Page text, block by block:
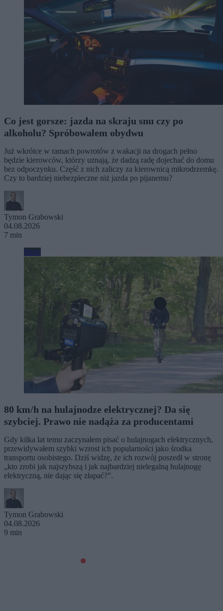
Co jest gorsze: jazda na skraju snu czy po
alkoholu? Spróbowałem obydwu
Już wkrótce w ramach powrotów z wakacji na drogach pełno
będzie kierowców, którzy uznają, że dadzą radę dojechać do domu
bez odpoczynku. Część z nich zaliczy za kierownicą mikrodrzemkę.
Czy to bardziej niebezpieczne niż jazda po pijanemu?
Tymon Grabowski
04.08.2026
7 min
Moto
80 km/h na hulajnodze elektrycznej? Da się
szybciej. Prawo nie nadąża za producentami
Gdy kilka lat temu zaczynałem pisać o hulajnogach elektrycznych,
przewidywałem szybki wzrost ich popularności jako środka
transportu osobistego. Dziś widzę, że ich rozwój poszedł w stronę
„kto zrobi jak najszybszą i jak najbardziej nielegalną hulajnogę
elektryczną, nie dając się złapać?”.
Tymon Grabowski
04.08.2026
9 min